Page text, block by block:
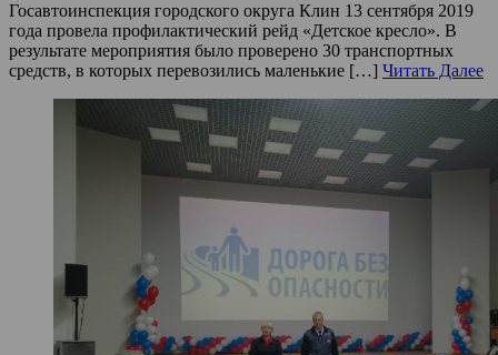
Госавтоинспекция городского округа Клин 13 сентября 2019
года провела профилактический рейд «Детское кресло». В
результате мероприятия было проверено 30 транспортных
средств, в которых перевозились маленькие […] Читать Далее